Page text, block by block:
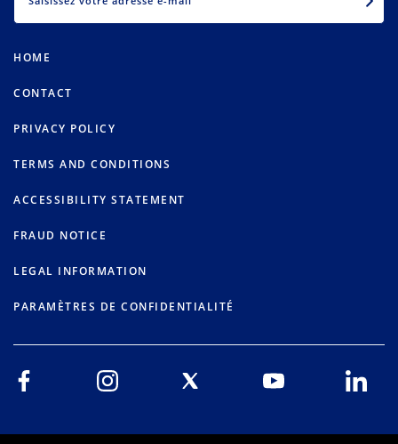
HOME
CONTACT
PRIVACY POLICY
TERMS AND CONDITIONS
ACCESSIBILITY STATEMENT
FRAUD NOTICE
LEGAL INFORMATION
PARAMÈTRES DE CONFIDENTIALITÉ